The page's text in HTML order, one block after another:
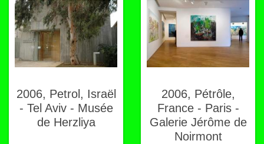
2006, Petrol, Israël
- Tel Aviv - Musée
de Herzliya
2006, Pétrôle,
France - Paris -
Galerie Jérôme de
Noirmont